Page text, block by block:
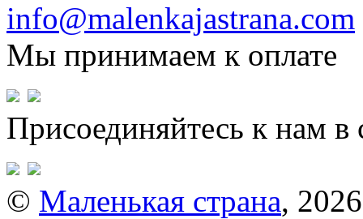
info@malenkajastrana.com
Мы принимаем к оплате
Присоединяйтесь к нам в
© Маленькая страна, 2026